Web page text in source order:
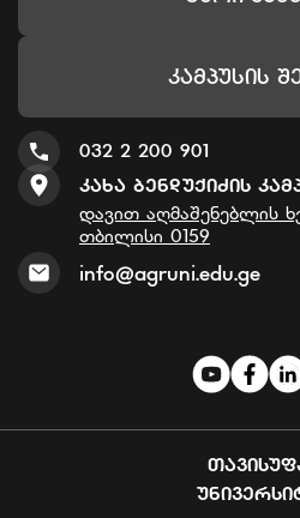
Კამპუსის
032 2 200 901
Კახა Ბენდუქიძის
დავით აღმაშენებლის
თბილისი 0159
info@agruni.edu.ge